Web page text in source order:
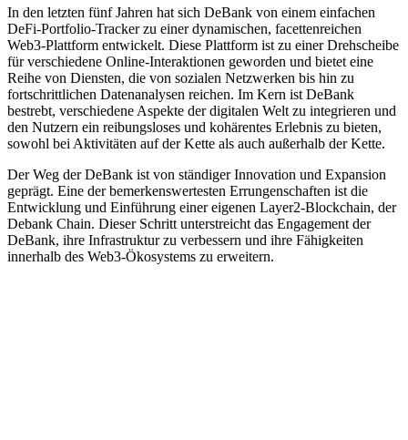
In den letzten fünf Jahren hat sich DeBank von einem einfachen
DeFi-Portfolio-Tracker zu einer dynamischen, facettenreichen
Web3-Plattform entwickelt. Diese Plattform ist zu einer Drehscheibe
für verschiedene Online-Interaktionen geworden und bietet eine
Reihe von Diensten, die von sozialen Netzwerken bis hin zu
fortschrittlichen Datenanalysen reichen. Im Kern ist DeBank
bestrebt, verschiedene Aspekte der digitalen Welt zu integrieren und
den Nutzern ein reibungsloses und kohärentes Erlebnis zu bieten,
sowohl bei Aktivitäten auf der Kette als auch außerhalb der Kette.
Der Weg der DeBank ist von ständiger Innovation und Expansion
geprägt. Eine der bemerkenswertesten Errungenschaften ist die
Entwicklung und Einführung einer eigenen Layer2-Blockchain, der
Debank Chain. Dieser Schritt unterstreicht das Engagement der
DeBank, ihre Infrastruktur zu verbessern und ihre Fähigkeiten
innerhalb des Web3-Ökosystems zu erweitern.